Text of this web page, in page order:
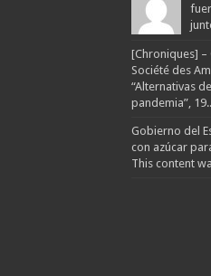
[Chroniques] –
Société des
“Alternativas
pandemia”,
Gobierno del
con azúcar
This content